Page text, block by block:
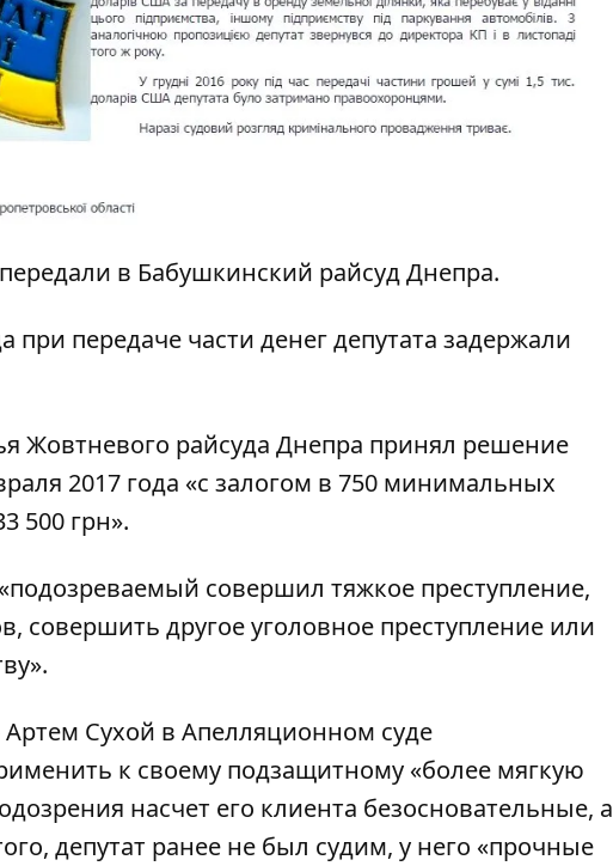
в Бабушкинский райсуд Днепра.
при передаче части денег депутата задержали
Жовтневого райсуда Днепра принял решение
2017 года «с залогом в 750 минимальных
500 грн».
совершил тяжкое преступление,
совершить другое уголовное преступление или
Артем Сухой в Апелляционном суде
к своему подзащитному «более мягкую
насчет его клиента безосновательные, а
депутат ранее не был судим, у него «прочные